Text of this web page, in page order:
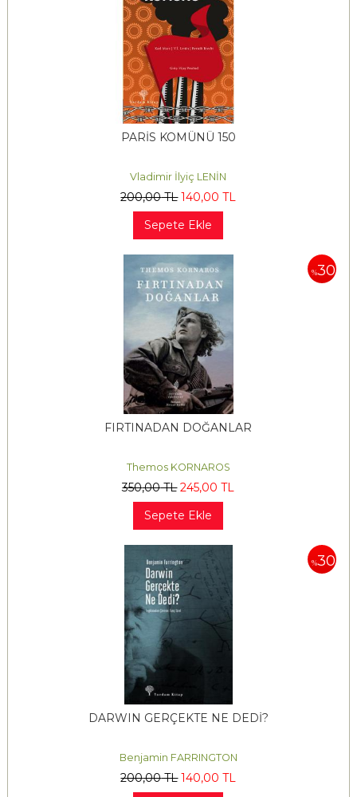
PARİS KOMÜNÜ 150
Vladimir İlyiç LENİN
200,00TL 140,00 TL
Sepete Ekle
%30
FIRTINADAN DOĞANLAR
Themos KORNAROS
350,00TL 245,00 TL
Sepete Ekle
%30
DARWIN GERÇEKTE NE DEDİ?
Benjamin FARRINGTON
200,00TL 140,00 TL